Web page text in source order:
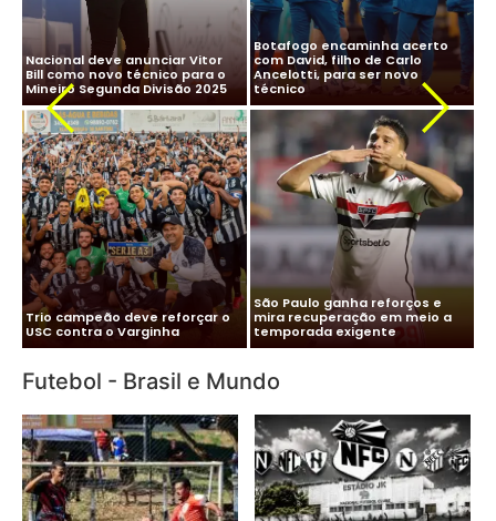
CBF desiste de Ancelotti:
salário milionário na Arábia e
impasse com Real Madrid
travam negociação
Ancelotti diz “sim” à Seleção
Brasileira e CBF finaliza
detalhes para oficializar
acordo
Cléber Xavier é o novo técnico
do Santos
Vitor Roque chega ao Brasil e
Palmeiras monta esquema
para evitar exposição
Futebol - Brasil e Mundo